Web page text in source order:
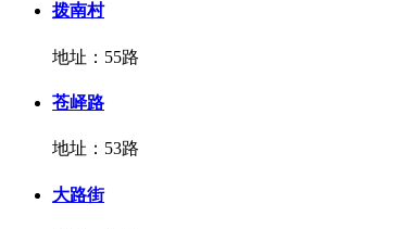
拨南村
地址：55路
苍峄路
地址：53路
大路街